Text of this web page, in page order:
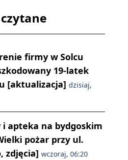
publicznością. Fot. Iwona
firmy w Solcu
19-latek
[aktualizacja] dzisiaj,
i apteka na bydgoskim
pożar przy ul.
zdjęcia] wczoraj, 06:20